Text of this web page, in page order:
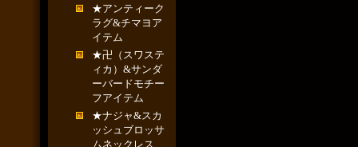
★アンティーク
ラグ&チマヨア
イテム
★卍（スワステ
ィカ）&サンダ
ーバードモチー
フアイテム
★ナジャ&スカ
ッシュブロッサ
ムネックレス